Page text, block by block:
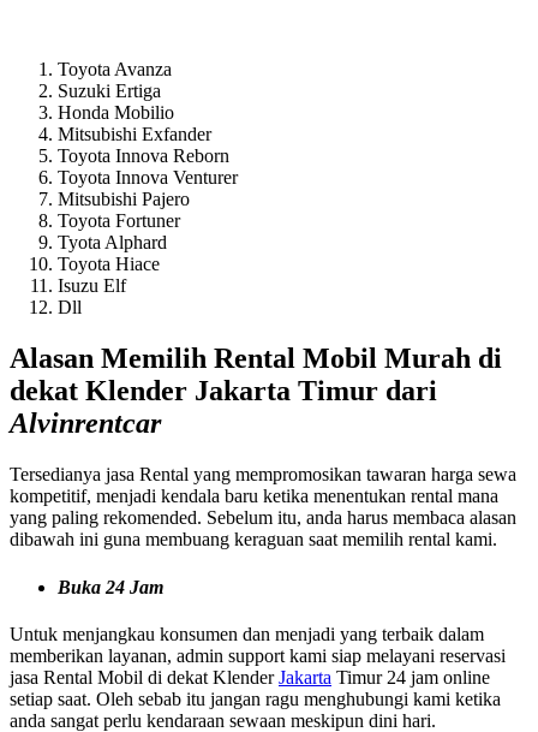
Toyota Avanza
Suzuki Ertiga
Honda Mobilio
Mitsubishi Exfander
Toyota Innova Reborn
Toyota Innova Venturer
Mitsubishi Pajero
Toyota Fortuner
Tyota Alphard
Toyota Hiace
Isuzu Elf
Dll
Alasan Memilih Rental Mobil Murah di
dekat Klender Jakarta Timur dari
Alvinrentcar
Tersedianya jasa Rental yang mempromosikan tawaran harga sewa
kompetitif, menjadi kendala baru ketika menentukan rental mana
yang paling rekomended. Sebelum itu, anda harus membaca alasan
dibawah ini guna membuang keraguan saat memilih rental kami.
Buka 24 Jam
Untuk menjangkau konsumen dan menjadi yang terbaik dalam
memberikan layanan, admin support kami siap melayani reservasi
jasa Rental Mobil di dekat KlenderJakarta Timur 24 jam online
setiap saat. Oleh sebab itu jangan ragu menghubungi kami ketika
anda sangat perlu kendaraan sewaan meskipun dini hari.